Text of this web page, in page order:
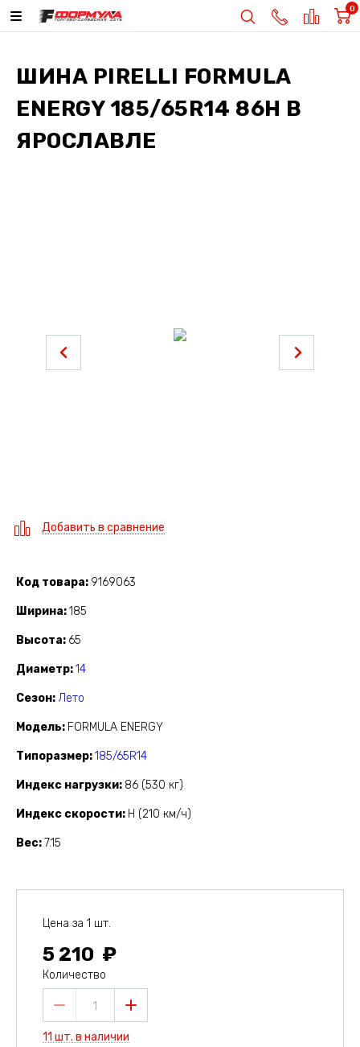
0
ШИНА PIRELLI FORMULA
ENERGY 185/65R14 86H В
ЯРОСЛАВЛЕ
Добавить в сравнение
Код товара 9169063
Ширина 185
Высота 65
Диаметр 14
Сезон Лето
Модель FORMULA ENERGY
Типоразмер 185/65R14
Индекс нагрузки 86 (530 кг)
Индекс скорости H (210 км/ч)
Вес 7.15
Цена за 1 шт.
5 210
Количество
1
11 шт. в наличии